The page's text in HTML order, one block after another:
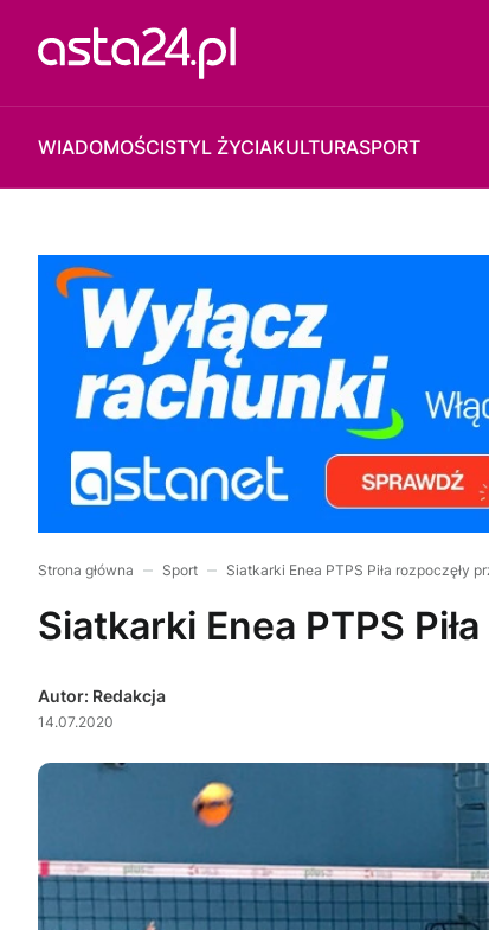
WIADOMOŚCISTYL ŻYCIAKULTURASPORT
Strona główna Sport Siatkarki Enea PTPS Piła rozpoczęły
Siatkarki Enea PTPS
Autor: Redakcja
14.07.2020